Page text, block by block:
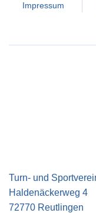
Impressum
Turn- und
Haldenäckerweg 4
72770 Reutlingen